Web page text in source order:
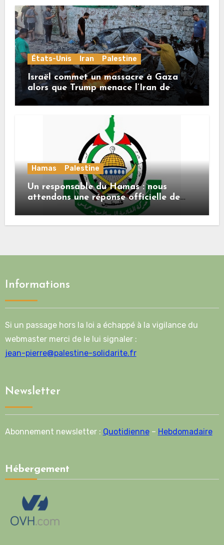
États-Unis Iran Palestine
Israël commet un massacre à Gaza
alors que Trump menace l’Iran de
«décapitation»
Hamas Palestine
Un responsable du Hamas : nous
attendons une réponse officielle de
Mladenov concernant la feuille de
route de la deuxième phase de l’accord
Informations
Si un passage hors la loi a échappé à la vigilance du
webmaster merci de le lui signaler :
jean-pierre@palestine-solidarite.fr
Newsletter
Abonnement newsletter : Quotidienne– Hebdomadaire
Hébergement